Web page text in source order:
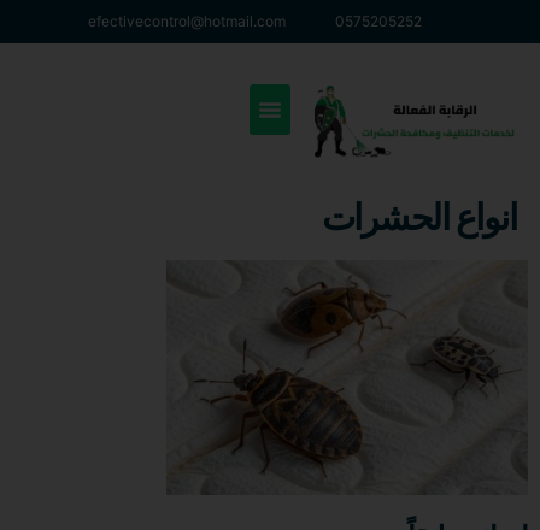
0575205252
efectivecontrol@hotmail.com
انواع الحشرات